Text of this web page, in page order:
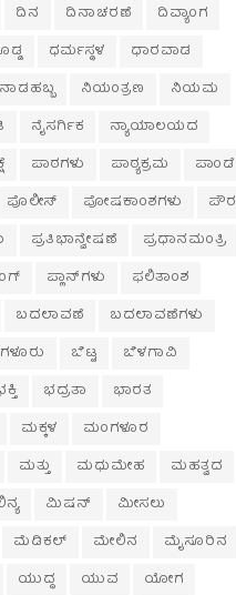
ದಿನ ದಿನಾಚರಣೆ
ದಿವ್ಯಾಂಗ
ಧರ್ಮಸ್ಥಳ
ಧಾರವಾಡ
ನಾಡಹಬ್ಬ ನಿಯಂತ್ರಣ
ನಿಯಮ
ನೈಸರ್ಗಿಕ
ನ್ಯಾಯಾಲಯದ
ಪಾಠಗಳು ಪಾಠ್ಯಕ್ರಮ
ಪಾಂಡೆ
ಪೊಲೀಸ್ ಪೋಷಕಾಂಶಗಳು
ಪೌರ
ಪ್ರತಿಭಾನ್ವೇಷಣೆ
ಪ್ರಧಾನಮಂತ್ರಿ
ಪ್ಲಾನ್‌ಗಳು
ಫಲಿತಾಂಶ
ಬದಲಾವಣೆ
ಬದಲಾವಣೆಗಳು
ಬೆಟ್ಟ
ಬೆಳಗಾವಿ
ಭದ್ರತಾ
ಭಾರತ
ಮಕ್ಕಳ
ಮಂಗಳೂರ
ಮತ್ತು ಮಧುಮೇಹ
ಮಹತ್ವದ
ಮಿಷನ್
ಮೀಸಲು
ಮೆಡಿಕಲ್ ಮೇಲಿನ
ಮೈಸೂರಿನ
ಯುದ್ಧ ಯುವ
ಯೋಗ